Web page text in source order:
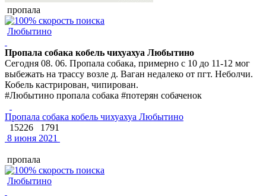
пропала
Любытино
Пропала собака кобель чихуахуа Любытино
Сегодня 08. 06. Пропала собака, примерно с 10 до 11-12 мог
выбежать на трассу возле д. Ваган недалеко от пгт. Неболчи.
Кобель кастрирован, чипирован.
#Любытино пропала собака #потерян собаченок
Пропала собака кобель чихуахуа Любытино
15226
1791
8 июня 2021
пропала
Любытино